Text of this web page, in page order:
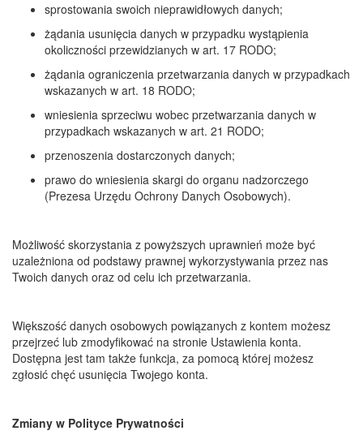
sprostowania swoich nieprawidłowych danych;
żądania usunięcia danych w przypadku wystąpienia
okoliczności przewidzianych w art. 17 RODO;
żądania ograniczenia przetwarzania danych w przypadkach
wskazanych w art. 18 RODO;
wniesienia sprzeciwu wobec przetwarzania danych w
przypadkach wskazanych w art. 21 RODO;
przenoszenia dostarczonych danych;
prawo do wniesienia skargi do organu nadzorczego
(Prezesa Urzędu Ochrony Danych Osobowych).
Możliwość skorzystania z powyższych uprawnień może być
uzależniona od podstawy prawnej wykorzystywania przez nas
Twoich danych oraz od celu ich przetwarzania.
Większość danych osobowych powiązanych z kontem możesz
przejrzeć lub zmodyfikować na stronie Ustawienia konta.
Dostępna jest tam także funkcja, za pomocą której możesz
zgłosić chęć usunięcia Twojego konta.
Zmiany w Polityce Prywatności